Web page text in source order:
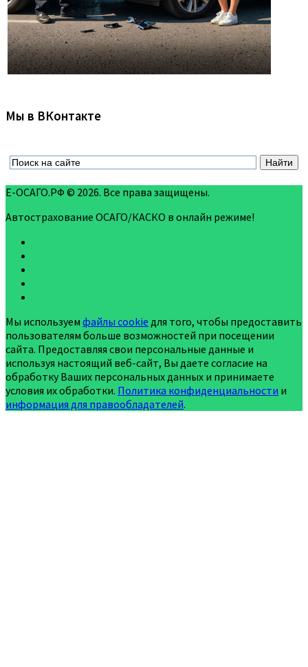
Мы в ВКонтакте
Е-ОСАГО.РФ © 2026. Все права защищены.
Автострахование ОСАГО/КАСКО в онлайн режиме!
Мы используем файлы cookie для того, чтобы предоставить
пользователям больше возможностей при посещении
сайта. Предоставляя свои персональные данные и
используя настоящий веб-сайт, Вы даете согласие на
обработку Ваших персональных данных и принимаете
условия их обработки. Политика конфиденциальности и
информация для правообладателей.